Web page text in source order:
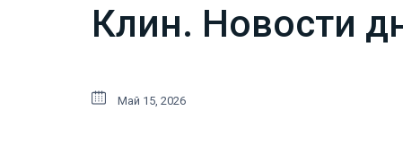
Клин. Новости
Май 15, 2026